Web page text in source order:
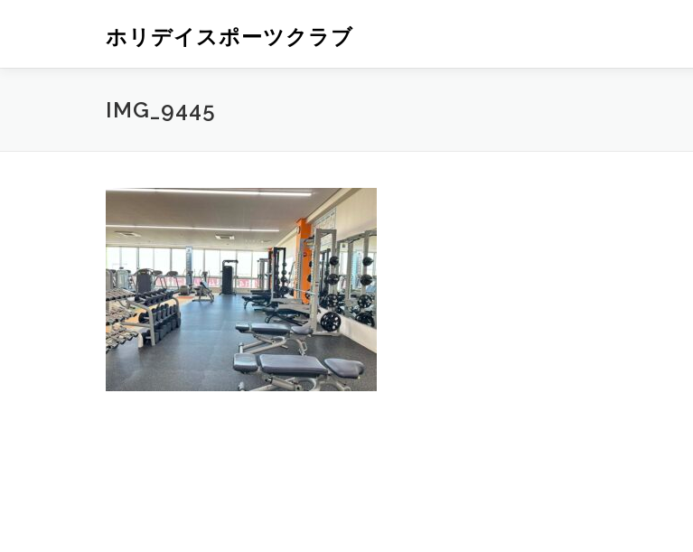
ホリデイスポーツクラブ
IMG_9445